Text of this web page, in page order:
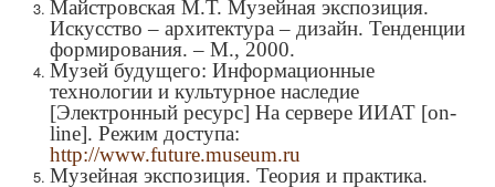
Майстровская М.Т. Музейная экспозиция.
Искусство – архитектура – дизайн. Тенденции
формирования. – М., 2000.
Музей будущего: Информационные
технологии и культурное наследие
[Электронный ресурс] На сервере ИИАТ [on-
line]. Режим доступа:
http://www.future.museum.ru
Музейная экспозиция. Теория и практика.